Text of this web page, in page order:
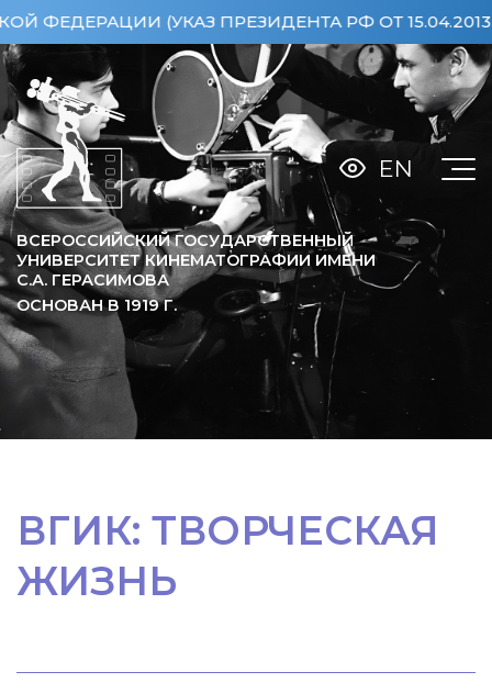
ПРЕЗИДЕНТА РФ ОТ 15.04.2013 №360)
ВСЕРОССИЙСКИЙ ГОСУДАРСТВЕННЫЙ
УНИВЕРСИТЕТ КИНЕМАТОГРАФИИ ИМЕНИ
С.А. ГЕРАСИМОВА
ОСНОВАН В 1919Г.
EN
ВГИК: ТВОРЧЕСКАЯ
ЖИЗНЬ